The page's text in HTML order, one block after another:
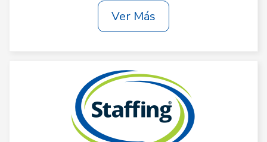
Ver Más